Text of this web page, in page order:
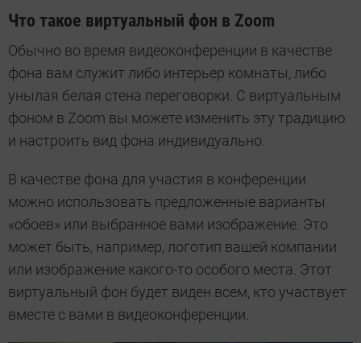
Что такое виртуальный фон в Zoom
Обычно во время видеоконференции в качестве
фона вам служит либо интерьер комнаты, либо
унылая белая стена переговорки. С виртуальным
фоном в Zoom вы можете изменить эту традицию
и настроить вид фона индивидуально.
В качестве фона для участия в конференции
можно использовать предложенные варианты
«обоев» или выбранное вами изображение. Это
может быть, например, логотип вашей компании
или изображение какого-то особого места. Этот
виртуальный фон будет виден всем, кто участвует
вместе с вами в видеоконференции.